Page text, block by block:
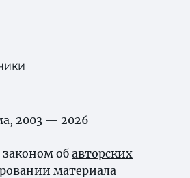
, 2003 — 2026
законом об авторских
материала